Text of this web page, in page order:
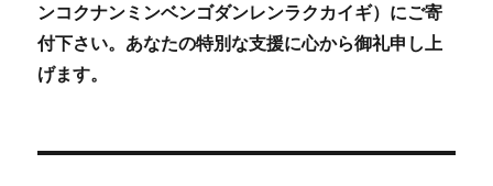
ンコクナンミンベンゴダンレンラクカイギ）にご寄
付下さい。あなたの特別な支援に心から御礼申し上
げます。